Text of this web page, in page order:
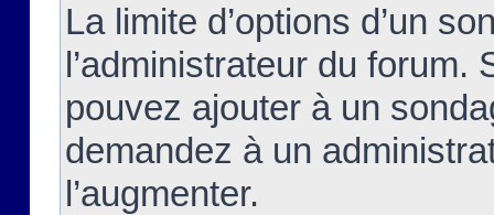
La limite d’options d’un
l’administrateur du forum.
pouvez ajouter à un
demandez à un
l’augmenter.